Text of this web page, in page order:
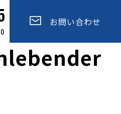
お問い合わせ